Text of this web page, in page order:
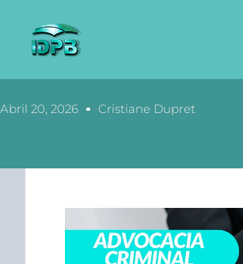
Abril 20, 2026 Cristiane Dupret